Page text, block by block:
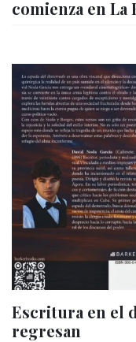
comienza en La
Escritura en el
regresan